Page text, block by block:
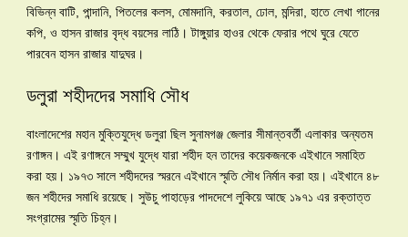
বিভিন্ন বাটি, পান্দানি, পিতলের কলস, মোমদানি, করতাল, ঢোল, মন্দিরা, হাতে লেখা গানের
কপি, ও হাসন রাজার বৃদ্ধ বয়সের লাঠি। টাঙ্গুয়ার হাওর থেকে ফেরার পথে ঘুরে যেতে
পারবেন হাসন রাজার যাদুঘর।
ডলুরা শহীদদের সমাধি সৌধ
বাংলাদেশের মহান মুক্তিযুদ্ধে ডলুরা ছিল সুনামগঞ্জ জেলার সীমান্তবর্তী এলাকার অন্যতম
রণাঙ্গন। এই রণাঙ্গনে সম্মুখ যুদ্ধে যারা শহীদ হন তাদের কয়েকজনকে এইখানে সমাহিত
করা হয়। ১৯৭৩ সালে শহীদদের স্মরনে এইখানে স্মৃতি সৌধ নির্মান করা হয়। এইখানে ৪৮
জন শহীদের সমাধি রয়েছে। সুউচু পাহাড়ের পাদদেশে লুকিয়ে আছে ১৯৭১ এর রক্তাত্ত
সংগ্রামের স্মৃতি চিহ্ন।